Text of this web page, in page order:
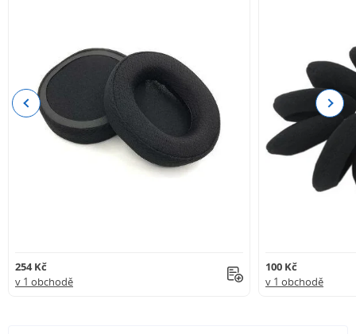
254 Kč
v 1 obchodě
100 Kč
v 1 obchodě
Previous Next